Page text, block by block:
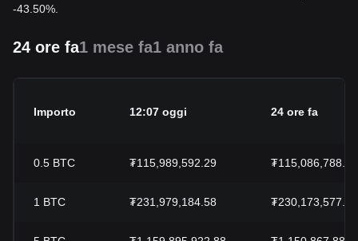
-43.50%.
24 ore fa1 mese fa1 anno fa
Importo 12:07 oggi 24 ore fa
0.5 BTC ₮115,989,592.29 ₮115,086,788.92
1 BTC ₮231,979,184.58 ₮230,173,577.85